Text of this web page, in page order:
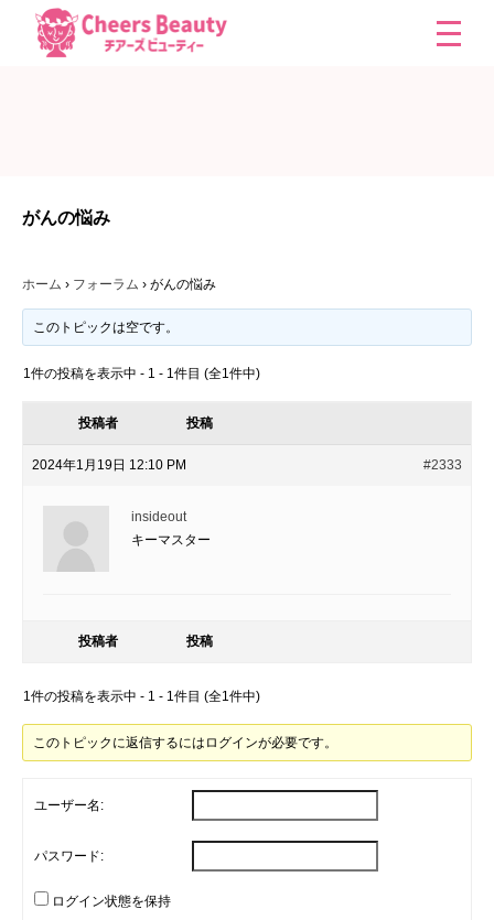
がんの悩み
ホーム › フォーラム › がんの悩み
このトピックは空です。
1件の投稿を表示中 - 1 - 1件目 (全1件中)
投稿者 投稿
2024年1月19日 12:10 PM #2333
insideout
キーマスター
投稿者 投稿
1件の投稿を表示中 - 1 - 1件目 (全1件中)
このトピックに返信するにはログインが必要です。
ユーザー名:
パスワード:
ログイン状態を保持